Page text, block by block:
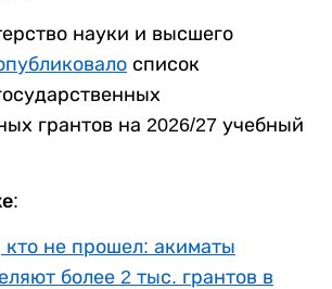
науки и высшего
список
грантов на 2026/27 учебный
не прошел: акиматы
более 2 тыс. грантов в